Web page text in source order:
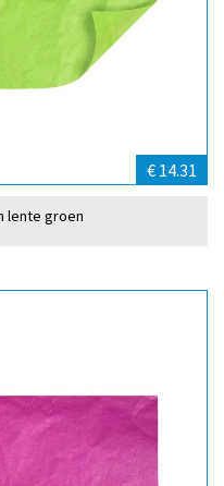
€ 14.31
lente groen